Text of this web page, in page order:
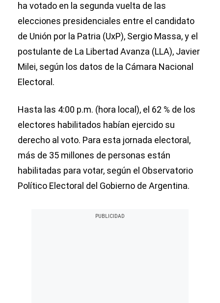
ha votado en la segunda vuelta de las
elecciones presidenciales entre el candidato
de Unión por la Patria (UxP), Sergio Massa, y el
postulante de La Libertad Avanza (LLA), Javier
Milei, según los datos de la Cámara Nacional
Electoral.
Hasta las 4:00 p.m. (hora local), el 62 % de los
electores habilitados habían ejercido su
derecho al voto. Para esta jornada electoral,
más de 35 millones de personas están
habilitadas para votar, según el Observatorio
Político Electoral del Gobierno de Argentina.